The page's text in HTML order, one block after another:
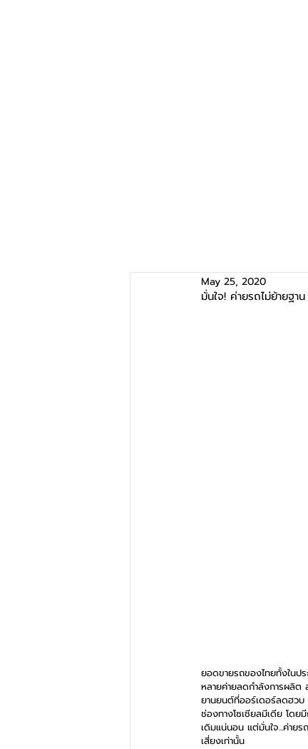
มั่นใจ! ค่ายรถไม่ย้ายฐาน
May 25, 2020
ยอดขายรถของไทยทั้งในป
หลายค่ายลดกำลังการผลิ
ยานยนต์ที่ออร์เดอร์ลดฮวบ
ช่องทางโซเชียลมีเดีย โดย
เดิมแน่นอน แต่มั่นใจ...ค่ายร
เสี่ยงเท่านั้น